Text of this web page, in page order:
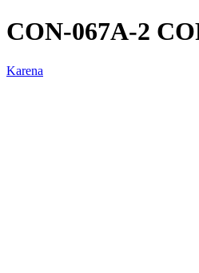
CON-067A-2
Karena